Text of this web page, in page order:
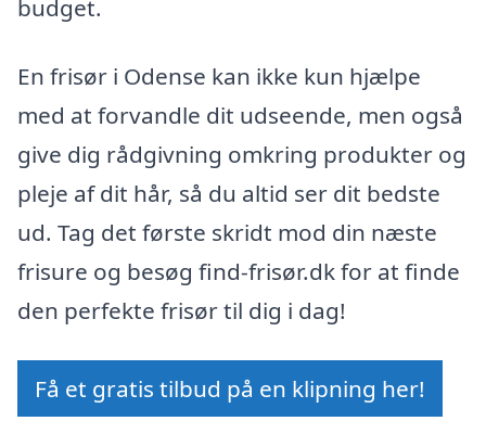
budget.
En frisør i Odense kan ikke kun hjælpe
med at forvandle dit udseende, men også
give dig rådgivning omkring produkter og
pleje af dit hår, så du altid ser dit bedste
ud. Tag det første skridt mod din næste
frisure og besøg find-frisør.dk for at finde
den perfekte frisør til dig i dag!
Få et gratis tilbud på en klipning her!